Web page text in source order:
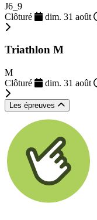
J6_9
Clôturé
dim. 31 août
Triathlon M
M
Clôturé
dim. 31 août
Les épreuves